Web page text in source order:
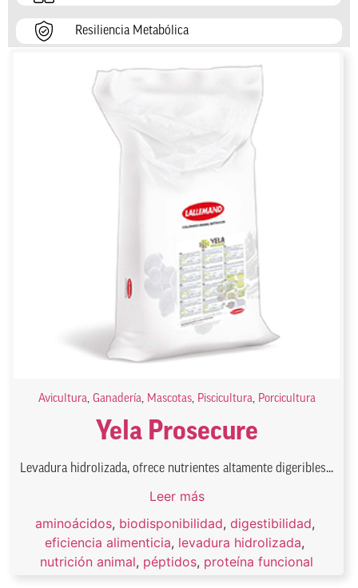
Resiliencia Metabólica
Avicultura, Ganadería, Mascotas, Piscicultura, Porcicultura
Yela Prosecure
Levadura hidrolizada, ofrece nutrientes altamente digeribles...
Leer más
aminoácidos, biodisponibilidad, digestibilidad,
eficiencia alimenticia, levadura hidrolizada,
nutrición animal, péptidos, proteína funcional